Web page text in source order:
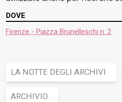
DOVE
Firenze - Piazza Brunelleschi n. 2
LA NOTTE DEGLI ARCHIVI
ARCHIVIO